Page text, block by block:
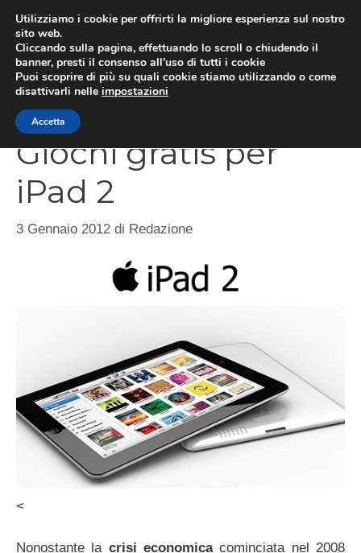
contenuto
Giochi gratis per
iPad 2
3 Gennaio 2012 di Redazione
<
Nonostante lacrisi economicacominciata nel 2008
Utilizziamo i cookie per offrirti la migliore esperienza sul nostro
sito web.
Cliccando sulla pagina, effettuando lo scroll o chiudendo il
banner, presti il consenso all’uso di tutti i cookie
Puoi scoprire di più su quali cookie stiamo utilizzando o come
disattivarli nelle impostazioni
Accetta